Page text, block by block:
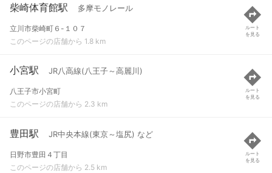
柴崎体育館駅 多摩モノレール
立川市柴崎町６-１０７
このページの店舗から 1.8 km
ルート
を見る
小宮駅 JR八高線(八王子～高麗川)
八王子市小宮町
このページの店舗から 2.3 km
ルート
を見る
豊田駅 JR中央本線(東京～塩尻) など
日野市豊田４丁目
このページの店舗から 2.5 km
ルート
を見る